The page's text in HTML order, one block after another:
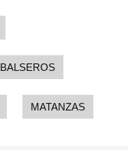
BALSEROS
MATANZAS